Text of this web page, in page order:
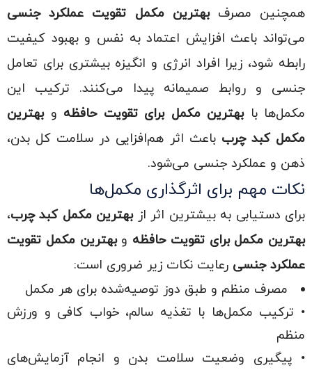
همچنین مصرفبهترین مکمل تقویت عملکرد جنسی
می‌تواند باعث افزایش اعتماد به نفس و بهبود کیفیت
رابطه شود، زیرا افراد انرژی و انگیزه بیشتری برای تعامل
جنسی و روابط صمیمانه پیدا می‌کنند. ترکیب این
مکمل‌ها بابهترین مکمل برای تقویت حافظه وبهترین
مکمل کبد چرب باعث اثر هم‌افزایی در سلامت کل بدن،
ذهن و عملکرد جنسی می‌شود.
نکات مهم برای اثرگذاری مکمل‌ها
برای دستیابی به بیشترین اثر ازبهترین مکمل کبد چرب،
بهترین مکمل برای تقویت حافظه وبهترین مکمل تقویت
عملکرد جنسی رعایت نکات زیر ضروری است:
مصرف منظم و طبق دوز توصیه‌شده برای هر مکمل
• ترکیب مکمل‌ها با تغذیه سالم، خواب کافی و ورزش
منظم
• پیگیری وضعیت سلامت بدن و انجام آزمایش‌های